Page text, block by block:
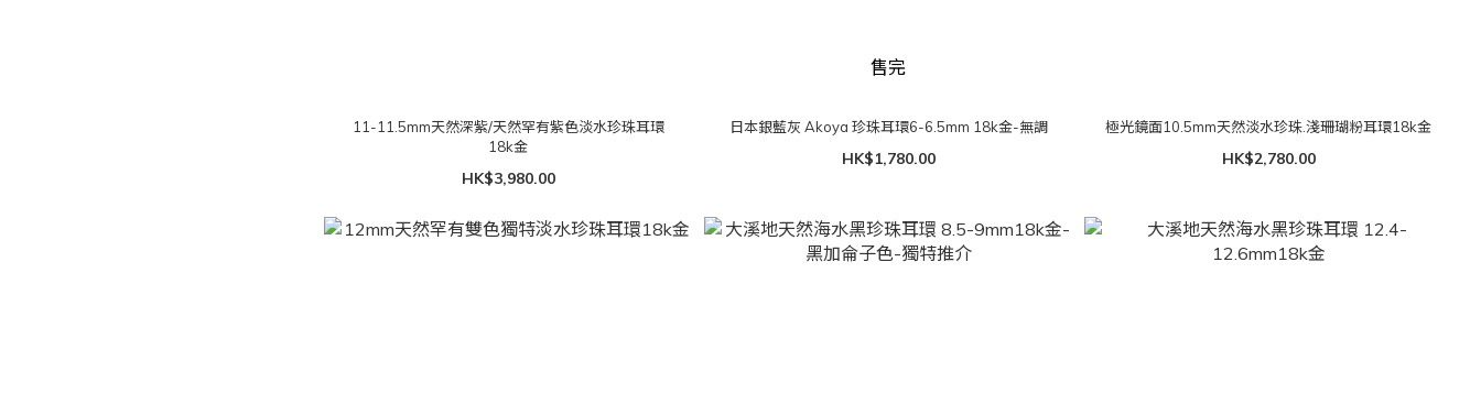
11-11.5mm天然深紫/天然罕有紫色淡水珍珠耳環
18k金
HK$3,980.00
售完
日本銀藍灰 Akoya 珍珠耳環6-6.5mm 18k金-無調
HK$1,780.00
極光鏡面10.5mm天然淡水珍珠.淺珊瑚粉耳環18k金
HK$2,780.00